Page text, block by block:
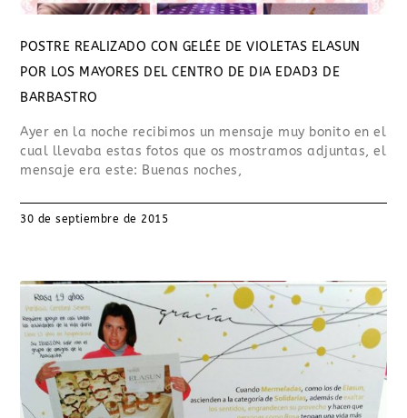
POSTRE REALIZADO CON GELÉE DE VIOLETAS ELASUN
POR LOS MAYORES DEL CENTRO DE DIA EDAD3 DE
BARBASTRO
Ayer en la noche recibimos un mensaje muy bonito en el
cual llevaba estas fotos que os mostramos adjuntas, el
mensaje era este: Buenas noches,
30 de septiembre de 2015